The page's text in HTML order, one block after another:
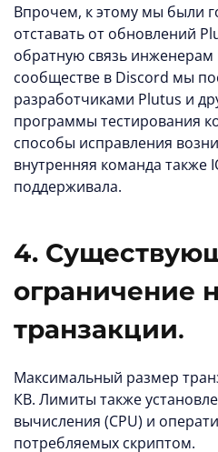
Впрочем, к этому мы были
отставать от обновлений
обратную связь инженерам
сообществе в Discord мы
разработчиками Plutus и
программы тестирования
способы исправления
внутренняя команда также
поддерживала.
4.
ограничение
транзакции.
Максимальный размер
КB. Лимиты также
вычисления (CPU) и
потребляемых скриптом.